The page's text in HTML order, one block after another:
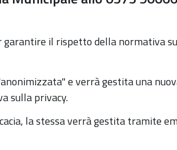
garantire il rispetto della normativa
e verrà gestita una
sulla privacy.
la stessa verrà gestita tramite